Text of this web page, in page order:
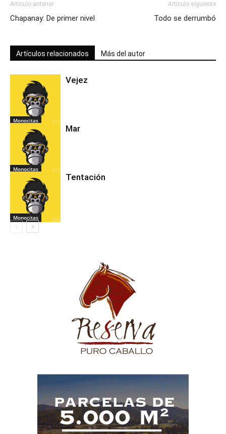
Artículo anterior
Chapanay: De primer nivel
Artículo siguiente
Todo se derrumbó
Artículos relacionados Más del autor
Monocitas
Vejez
Monocitas
Mar
Monocitas
Tentación